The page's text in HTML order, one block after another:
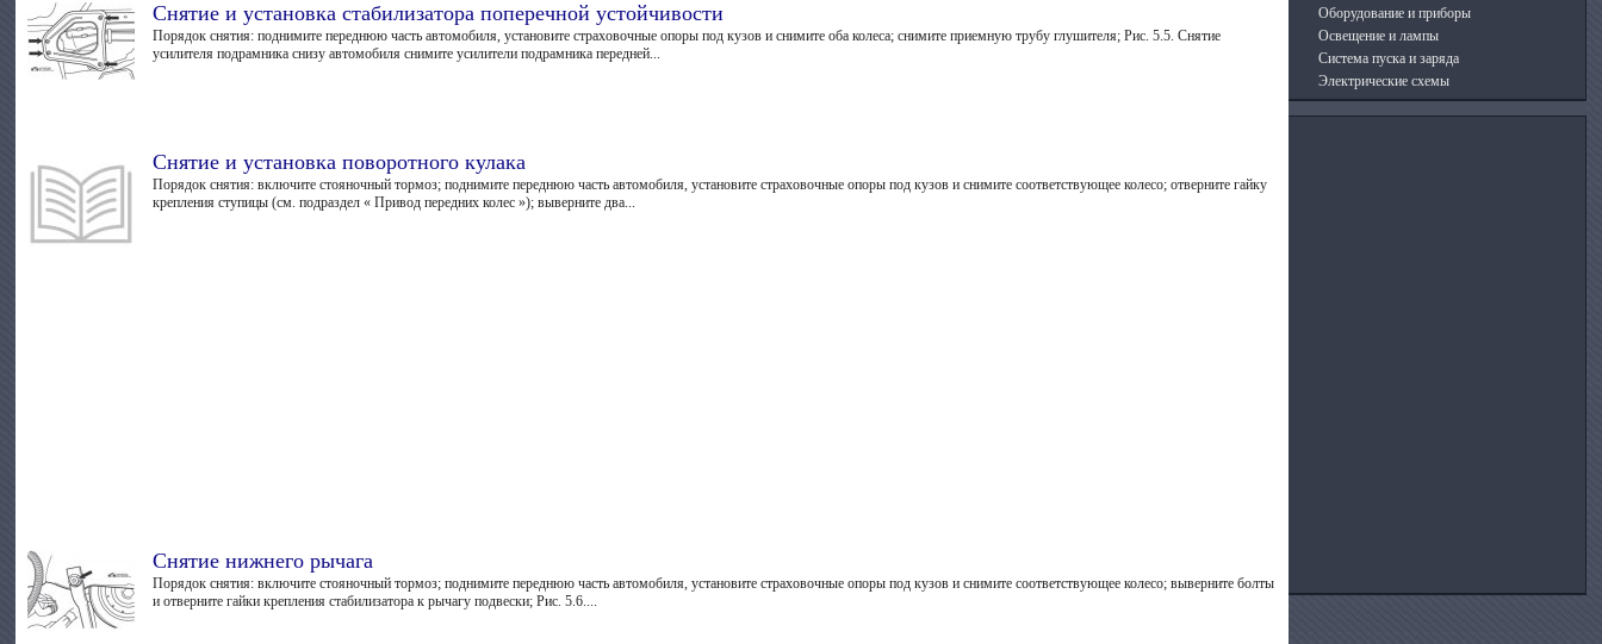
Снятие и установка стабилизатора поперечной устойчивости
Порядок снятия: поднимите переднюю часть автомобиля, установите страховочные опоры под кузов и снимите оба колеса; снимите приемную трубу глушителя; Рис. 5.5. Снятие
усилителя подрамника снизу автомобиля снимите усилители подрамника передней...
Снятие и установка поворотного кулака
Порядок снятия: включите стояночный тормоз; поднимите переднюю часть автомобиля, установите страховочные опоры под кузов и снимите соответствующее колесо; отверните гайку
крепления ступицы (см. подраздел « Привод передних колес »); выверните два...
Снятие нижнего рычага
Порядок снятия: включите стояночный тормоз; поднимите переднюю часть автомобиля, установите страховочные опоры под кузов и снимите соответствующее колесо; выверните болты
и отверните гайки крепления стабилизатора к рычагу подвески; Рис. 5.6....
Оборудование и приборы
Освещение и лампы
Система пуска и заряда
Электрические схемы